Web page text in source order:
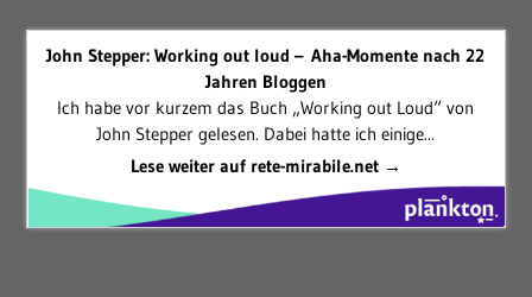
John Stepper: Working out loud – Aha-Momente nach 22
Jahren Bloggen
Ich habe vor kurzem das Buch „Working out Loud“ von
John Stepper gelesen. Dabei hatte ich einige...
Lese weiter auf rete-mirabile.net →